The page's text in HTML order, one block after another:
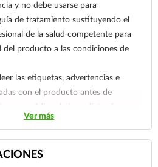
y no debe usarse para
de tratamiento sustituyendo el
de la salud competente para
del producto a las condiciones de
las etiquetas, advertencias e
con el producto antes de
a su médico de inmediato si
un problema de salud.
Ver más